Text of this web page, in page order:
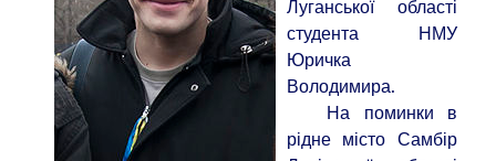
Луганської області
студента НМУ
Юричка
Володимира.
На поминки в
рідне місто Самбір